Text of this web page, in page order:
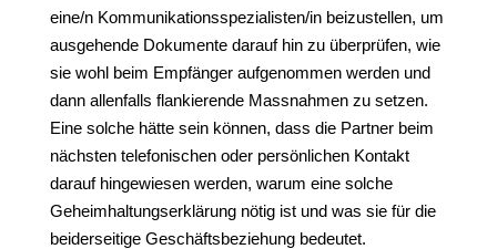
eine/n Kommunikationsspezialisten/in beizustellen, um
ausgehende Dokumente darauf hin zu überprüfen, wie
sie wohl beim Empfänger aufgenommen werden und
dann allenfalls flankierende Massnahmen zu setzen.
Eine solche hätte sein können, dass die Partner beim
nächsten telefonischen oder persönlichen Kontakt
darauf hingewiesen werden, warum eine solche
Geheimhaltungserklärung nötig ist und was sie für die
beiderseitige Geschäftsbeziehung bedeutet.